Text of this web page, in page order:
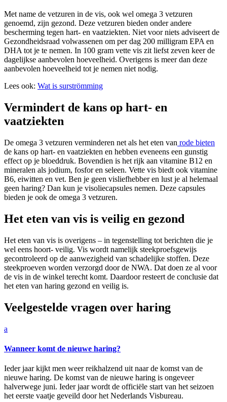
Met name de vetzuren in de vis, ook wel omega 3 vetzuren
genoemd, zijn gezond. Deze vetzuren bieden onder andere
bescherming tegen hart- en vaatziekten. Niet voor niets adviseert de
Gezondheidsraad volwassenen om per dag 200 milligram EPA en
DHA tot je te nemen. In 100 gram vette vis zit liefst zeven keer de
dagelijkse aanbevolen hoeveelheid. Overigens is meer dan deze
aanbevolen hoeveelheid tot je nemen niet nodig.
Lees ook: Wat is surströmming
Vermindert de kans op hart- en
vaatziekten
De omega 3 vetzuren verminderen net als het eten van rode bieten
de kans op hart- en vaatziekten en hebben eveneens een gunstig
effect op je bloeddruk. Bovendien is het rijk aan vitamine B12 en
mineralen als jodium, fosfor en seleen. Vette vis biedt ook vitamine
B6, eiwitten en vet. Ben je geen visliefhebber en lust je al helemaal
geen haring? Dan kun je visoliecapsules nemen. Deze capsules
bieden je ook de omega 3 vetzuren.
Het eten van vis is veilig en gezond
Het eten van vis is overigens – in tegenstelling tot berichten die je
wel eens hoort- veilig. Vis wordt namelijk steekproefsgewijs
gecontroleerd op de aanwezigheid van schadelijke stoffen. Deze
steekproeven worden verzorgd door de NWA. Dat doen ze al voor
de vis in de winkel terecht komt. Daardoor resteert de conclusie dat
het eten van haring gezond en veilig is.
Veelgestelde vragen over haring
a
Wanneer komt de nieuwe haring?
Ieder jaar kijkt men weer reikhalzend uit naar de komst van de
nieuwe haring. De komst van de nieuwe haring is ongeveer
halverwege juni. Ieder jaar wordt de officiële start van het seizoen
het eerste vaatje geveild door het Nederlands Visbureau.